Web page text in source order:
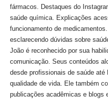
fármacos. Destaques do
saúde química. Explicações
funcionamento de
esclarecendo dúvidas sobre
João é reconhecido por sua
comunicação. Seus conteúdos
desde profissionais de saúde
qualidade de vida. Ele também
publicações acadêmicas e blogs